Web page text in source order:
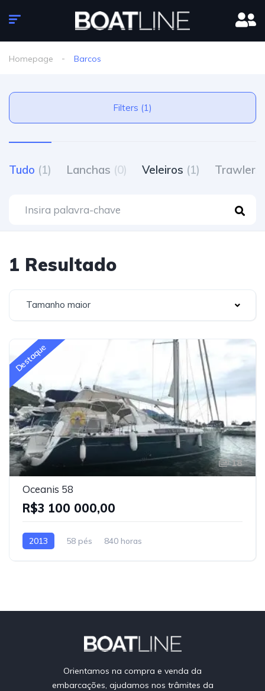
Homepage Barcos
Filters (1)
Tudo (1) Lanchas (0) Veleiros (1) Trawlers
1 Resultado
Tamanho maior
Destaque
18
Oceanis 58
R$3 100 000,00
2013 58 pés 840 horas
Orientamos na compra e venda da
embarcações, ajudamos nos trâmites da